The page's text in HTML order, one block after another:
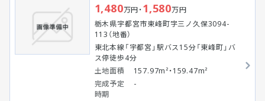
1,480万円・1,580万円
栃木県宇都宮市東峰町字三ノ久保3094-
113（地番）
東北本線「宇都宮」駅バス15分「東峰町」バ
ス停徒歩4分
土地面積
157.97m²・159.47m²
完成予定
時期
-